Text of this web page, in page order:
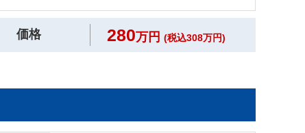
価格 280万円 (税込308万円)